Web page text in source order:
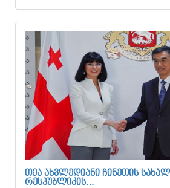
ᲗᲔᲐ ᲐᲮᲕᲚᲔᲓᲘᲐᲜᲘ ᲩᲘᲜᲔᲗᲘᲡ
ᲠᲔᲡᲞᲣᲑᲚᲘᲙᲘᲡ…